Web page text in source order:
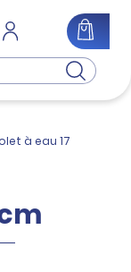
à eau 17